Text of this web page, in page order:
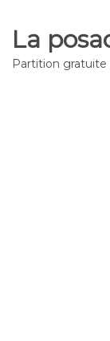
La
Partition gratuite